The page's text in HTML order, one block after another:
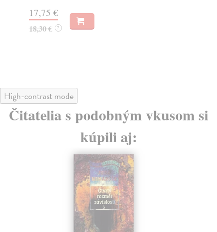
17,75 €
18,30 € ?
High-contrast mode
Čitatelia s podobným vkusom si
kúpili aj: